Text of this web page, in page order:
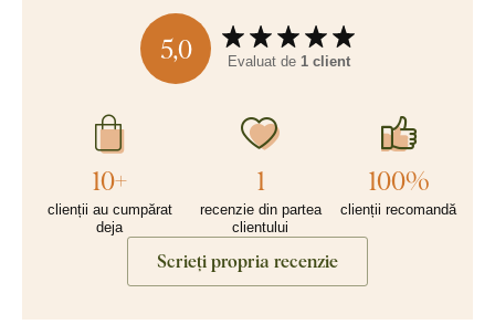
5,0 Evaluat de 1 client
10+
clienții au cumpărat
deja
1
recenzie din partea
clientului
100%
clienții recomandă
Scrieți propria recenzie